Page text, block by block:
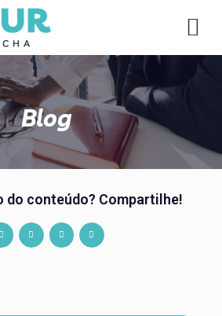
Blog
do conteúdo? Compartilhe!